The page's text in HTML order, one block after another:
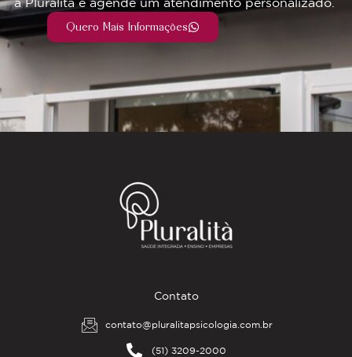
Quero Mais Informações
Contato
contato@pluralitapsicologia.com.br
(51) 3209-2000